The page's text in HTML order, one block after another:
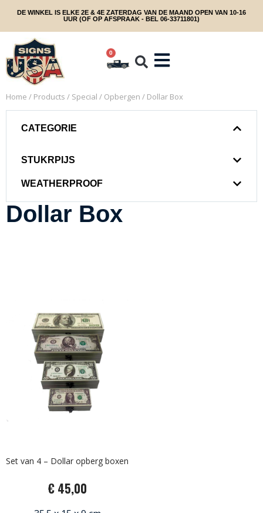
DE WINKEL IS ELKE 2E & 4E ZATERDAG VAN DE MAAND OPEN VAN 10-16
UUR (OF OP AFSPRAAK - BEL 06-33711801)
0
Home / Products / Special / Opbergen / Dollar Box
CATEGORIE
STUKRPIJS
WEATHERPROOF
Dollar Box
Set van 4 – Dollar opberg boxen
€ 45,00